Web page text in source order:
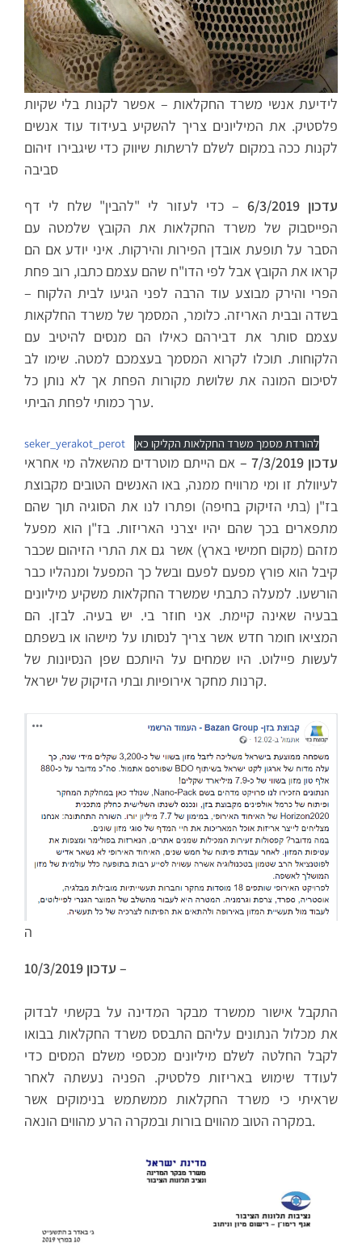
לידיעת אנשי משרד החקלאות – אפשר לקנות בלי שקיות
פלסטיק. את המיליונים צריך להשקיע בעידוד עוד אנשים
לקנות ככה במקום לשלם לרשתות שיווק כדי שיגבירו זיהום
סביבה
עדכון 6/3/2019
– כדי לעזור לי "להבין" שלח לי דף
הפייסבוק של משרד החקלאות את הקובץ שלמטה עם
הסבר על תופעת אובדן הפירות והירקות. איני יודע אם הם
קראו את הקובץ אבל לפי הדו"ח שהם עצמם כתבו, רוב פחת
הפרי והירק מבוצע עוד הרבה לפני הגיעו לבית הלקוח –
בשדה ובבית האריזה. כלומר, המסמך של משרד החלקאות
עצמם סותר את דבירהם כאילו הם מנסים להיטיב עם
הלקוחות. תוכלו לקרוא המסמך בעצמכם למטה. שימו לב
לסיכום המונה את שלושת מקורות הפחת אך לא נותן כל
ערך כמותי לפחת הביתי.
seker_yerakot_perot להורדת מסמך משרד החקלאות הקליקו כאן
עדכון 7/3/2019 –
אם הייתם מוטרדים מהשאלה מי אחראי
לעיוולת זו ומי מרוויח ממנה, באו האנשים הטובים מקבוצת
בז"ן (בתי הזיקוק בחיפה) ופתרו לנו את הסוגיה תוך שהם
מתפארים בכך שהם יהיו יצרני האריזות. בז"ן הוא מפעל
מזהם (מקום חמישי בארץ) אשר גם את התרי הזיהום שכבר
קיבל הוא פורץ מפעם לפעם ובשל כך המפעל ומנהליו כבר
הורשעו. למעלה כתבתי שמשרד החקלאות משקיע מיליונים
בבעיה שאינה קיימת. אני חוזר בי. יש בעיה. לבזן. הם
המציאו חומר חדש אשר צריך לנסותו על מישהו או בשפתם
לעשות פיילוט. היו שמחים על היותכם שפן הנסיונות של
קרנות מחקר אירופיות ובתי הזיקוק של ישראל.
ה
עדכון 10/3/2019 –
התקבל אישור ממשרד מבקר המדינה על בקשתי לבדוק
את מכלול הנתונים עליהם התבסס משרד החקלאות בבואו
לקבל החלטה לשלם מיליונים מכספי משלם המסים כדי
לעודד שימוש באריזות פלסטיק. הפניה נעשתה לאחר
שראיתי כי משרד החקלאות ממשתמש בנימוקים אשר
במקרה הטוב מהווים בורות ובמקרה הרע מהווים הונאה.